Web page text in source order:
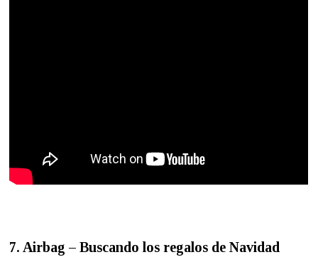
7. Airbag – Buscando los regalos de Navidad